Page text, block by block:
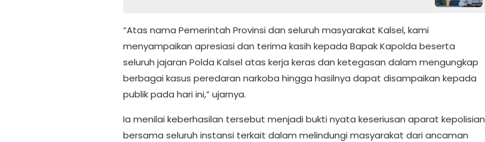
“Atas nama Pemerintah Provinsi dan seluruh masyarakat Kalsel, kami
menyampaikan apresiasi dan terima kasih kepada Bapak Kapolda beserta
seluruh jajaran Polda Kalsel atas kerja keras dan ketegasan dalam mengungkap
berbagai kasus peredaran narkoba hingga hasilnya dapat disampaikan kepada
publik pada hari ini,” ujarnya.
Ia menilai keberhasilan tersebut menjadi bukti nyata keseriusan aparat kepolisian
bersama seluruh instansi terkait dalam melindungi masyarakat dari ancaman